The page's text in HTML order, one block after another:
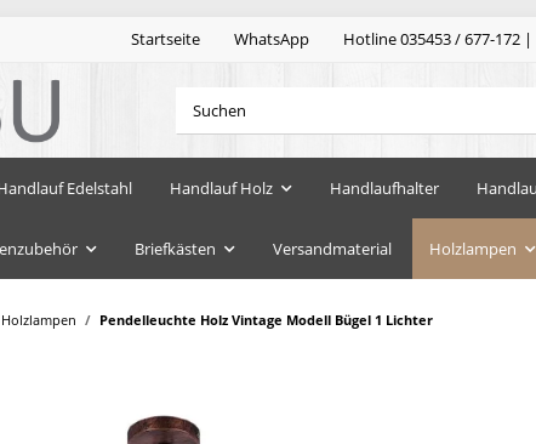
Startseite WhatsApp Hotline 035453 / 677-172 |
Edelstahl Handlauf Holz Handlaufhalter
Briefkästen Versandmaterial Holzlampen
Holzlampen Pendelleuchte Holz Vintage Modell Bügel 1 Lichter